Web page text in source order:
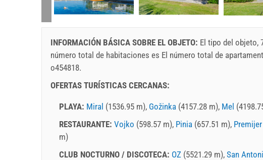
INFORMACIÓN BÁSICA SOBRE EL OBJETO: El tipo del objeto,
número total de habitaciones es El número total de
o454818.
OFERTAS TURÍSTICAS CERCANAS:
PLAYA: Miral (1536.95 m), Gožinka (4157.28 m), Mel
RESTAURANTE: Vojko (598.57 m), Pinia (657.51 m), Premijer
m)
CLUB NOCTURNO / DISCOTECA: OZ (5521.29 m), San